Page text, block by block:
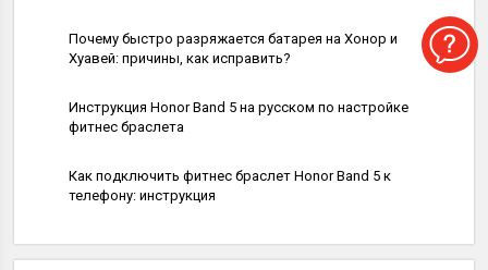
Почему быстро разряжается батарея на Хонор и
Хуавей: причины, как исправить?
Носимые устройства
Инструкция Honor Band 5 на русском по настройке
фитнес браслета
Носимые устройства
Как подключить фитнес браслет Honor Band 5 к
телефону: инструкция